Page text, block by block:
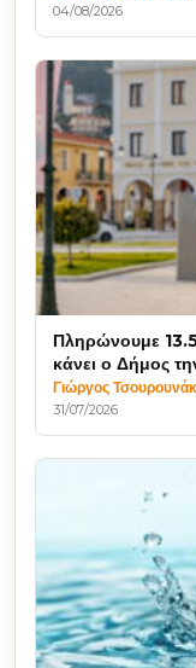
04/08/2026
Πληρώνουμε
κάνει ο Δήμος
Γιώργος
31/07/2026